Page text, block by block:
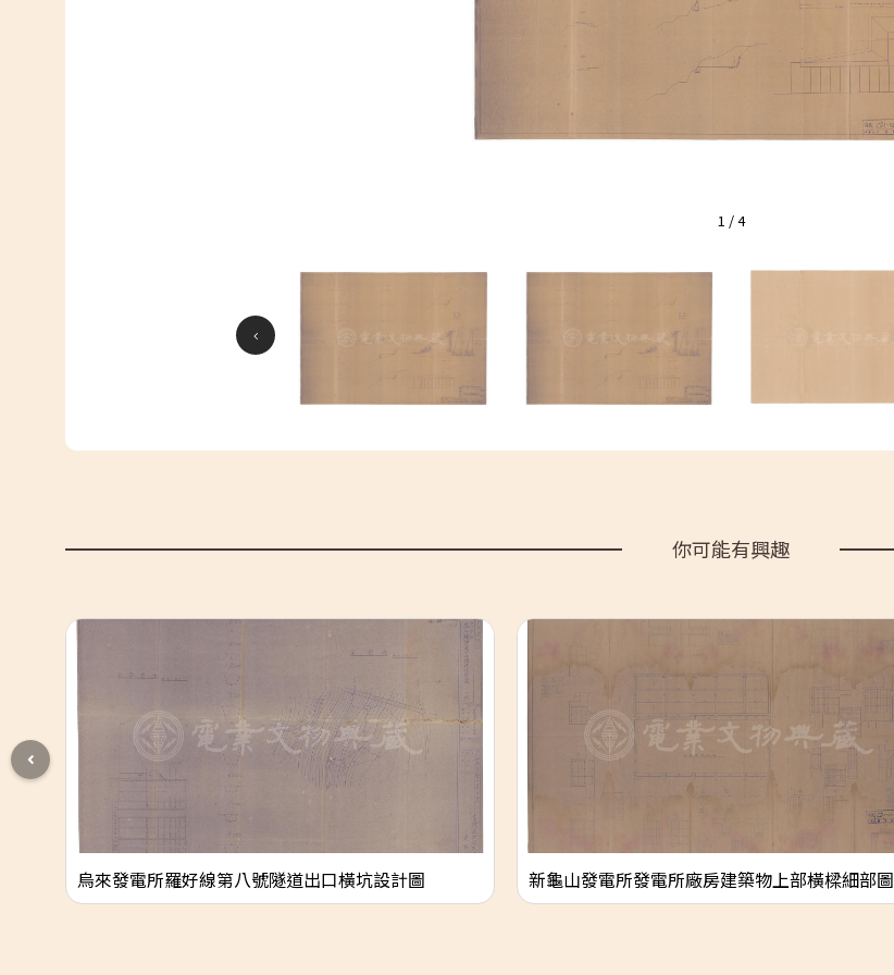
1 /4
你可能有興趣
烏來發電所羅好線第八號隧道出口橫坑設計圖 新龜山發電所發電所廠房建築物上部橫樑細部圖